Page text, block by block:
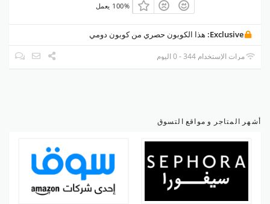
100% يعمل
Exclusive: هذا الكوبون حصري من كوبون دومي
مرات الإستخدام 344 - 0 اليوم
أشهر المتاجر و مواقع التسوق